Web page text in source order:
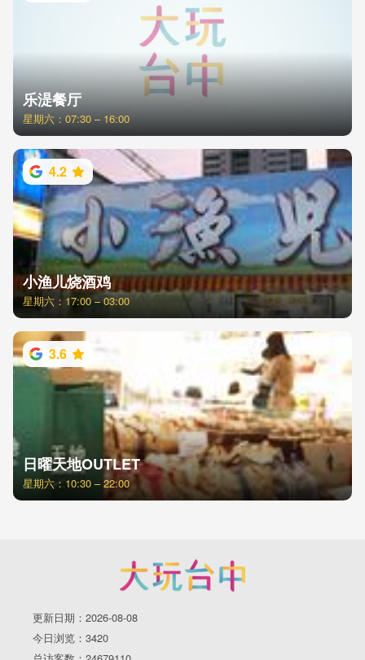
乐湜餐厅
星期六：07:30 – 16:00
4.2
小渔儿烧酒鸡
星期六：17:00 – 03:00
3.6
日曜天地OUTLET
星期六：10:30 – 22:00
更新日期：2026-08-08
今日浏览：3420